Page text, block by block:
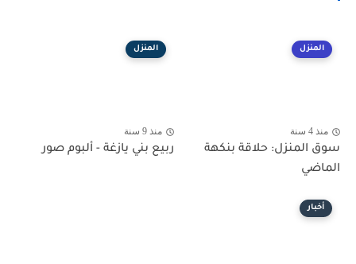
المنزل
منذ 4 سنة
سوق المنزل: حلاقة بنكهة
الماضي
المنزل
منذ 9 سنة
ربيع بني يازغة - ألبوم صور
أخبار